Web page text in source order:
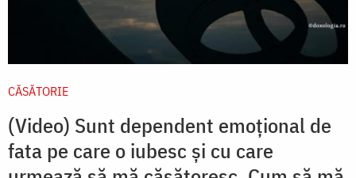
CĂSĂTORIE
(Video) Sunt dependent emoțional de
fata pe care o iubesc și cu care